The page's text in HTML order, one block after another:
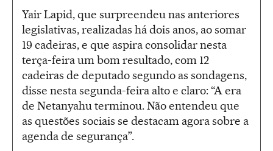
Yair Lapid, que surpreendeu nas anteriores
legislativas, realizadas há dois anos, ao somar
19 cadeiras, e que aspira consolidar nesta
terça-feira um bom resultado, com 12
cadeiras de deputado segundo as sondagens,
disse nesta segunda-feira alto e claro: “A era
de Netanyahu terminou. Não entendeu que
as questões sociais se destacam agora sobre a
agenda de segurança”.